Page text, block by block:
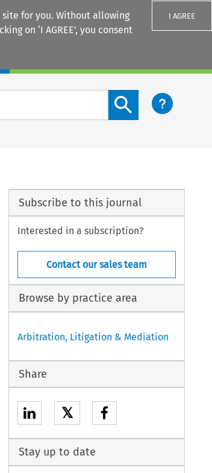
for you. Without allowing
on ‘I AGREE’, you consent
I AGREE
Search content button
Subscribe to this journal
Interested in a subscription?
Contact our sales team
Browse by practice area
Arbitration, Litigation & Mediation
Share
𝕏
Stay up to date